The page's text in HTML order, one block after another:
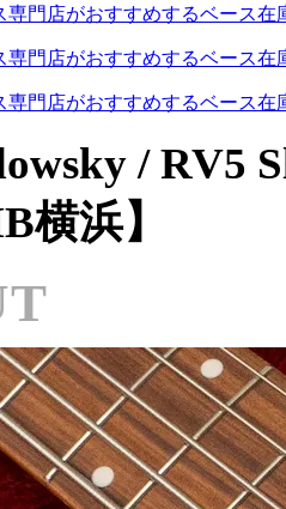
専門店がおすすめするベース在
専門店がおすすめするベース在
専門店がおすすめするベース在
/ RV5
横浜】